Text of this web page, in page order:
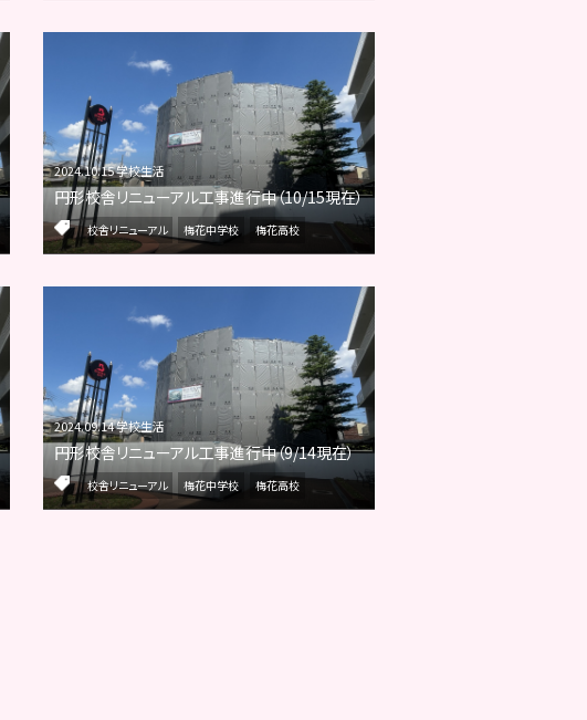
2024.10.15 学校生活
円形校舎リニューアル工事進行中（10/15現在）
校舎リニューアル 梅花中学校 梅花高校
2024.09.14 学校生活
円形校舎リニューアル工事進行中（9/14現在）
校舎リニューアル 梅花中学校 梅花高校